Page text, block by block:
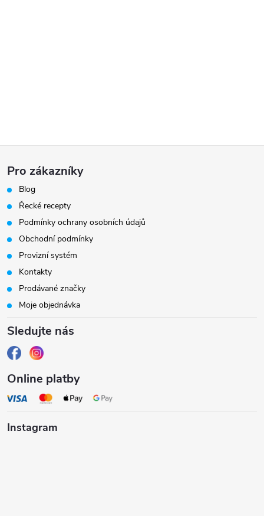
Z
á
p
a
t
Pro zákazníky
Blog
Řecké recepty
Podmínky ochrany osobních údajů
Obchodní podmínky
Provizní systém
Kontakty
Prodávané značky
Moje objednávka
Sledujte nás
Online platby
Instagram